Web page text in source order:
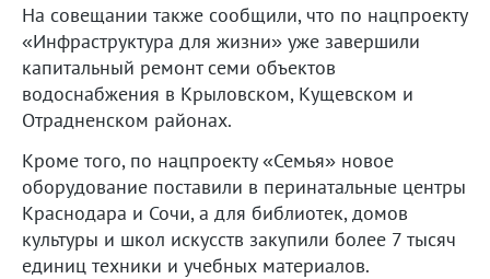
На совещании также сообщили, что по нацпроекту
«Инфраструктура для жизни» уже завершили
капитальный ремонт семи объектов
водоснабжения в Крыловском, Кущевском и
Отрадненском районах.
Кроме того, по нацпроекту «Семья» новое
оборудование поставили в перинатальные центры
Краснодара и Сочи, а для библиотек, домов
культуры и школ искусств закупили более 7 тысяч
единиц техники и учебных материалов.